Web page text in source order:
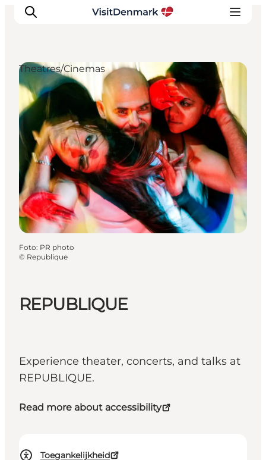
Inspiratie
Bestemmingen
Wat te doen
Accommodaties
Plan je reis
REPUBLIQUE
Experience theater, concerts, and talks at
REPUBLIQUE.
Read more about accessibility
Toegankelijkheid
Theatres/Cinemas
Foto: PR photo
© Republique